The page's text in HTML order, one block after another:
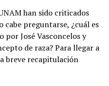
han sido criticados
cabe preguntarse, ¿cuál es
por José Vasconcelos y
de raza? Para llegar a
breve recapitulación